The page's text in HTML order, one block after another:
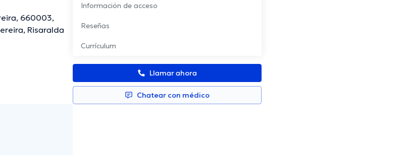
Información de acceso
Reseñas
Currículum
Llamar ahora
Chatear con médico
660003,
Risaralda